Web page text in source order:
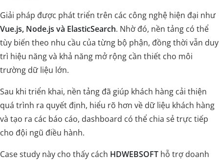
Giải pháp được phát triển trên các công nghệ hiện đại như
Vue.js, Node.js và ElasticSearch. Nhờ đó, nền tảng có thể
tùy biến theo nhu cầu của từng bộ phận, đồng thời vẫn duy
trì hiệu năng và khả năng mở rộng cần thiết cho môi
trường dữ liệu lớn.
Sau khi triển khai, nền tảng đã giúp khách hàng cải thiện
quá trình ra quyết định, hiểu rõ hơn về dữ liệu khách hàng
và tạo ra các báo cáo, dashboard có thể chia sẻ trực tiếp
cho đội ngũ điều hành.
Case study này cho thấy cách HDWEBSOFT hỗ trợ doanh